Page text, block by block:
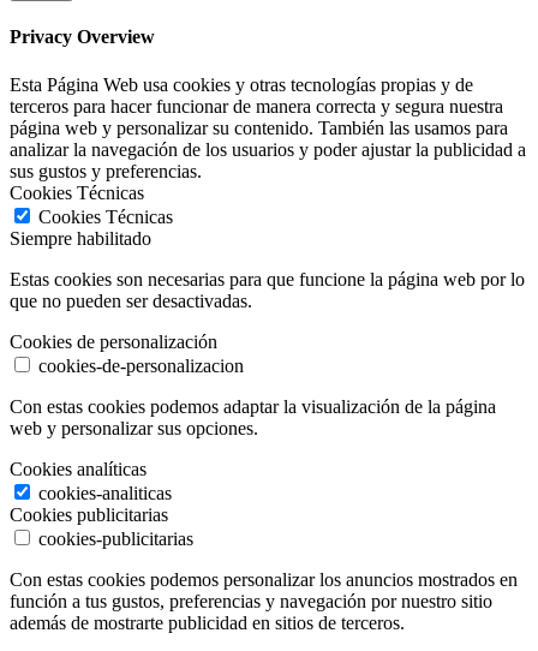
Privacy Overview
Esta Página Web usa cookies y otras tecnologías propias y de
terceros para hacer funcionar de manera correcta y segura nuestra
página web y personalizar su contenido. También las usamos para
analizar la navegación de los usuarios y poder ajustar la publicidad a
sus gustos y preferencias.
Cookies Técnicas
Cookies Técnicas
Siempre habilitado
Estas cookies son necesarias para que funcione la página web por lo
que no pueden ser desactivadas.
Cookies de personalización
cookies-de-personalizacion
Con estas cookies podemos adaptar la visualización de la página
web y personalizar sus opciones.
Cookies analíticas
cookies-analiticas
Cookies publicitarias
cookies-publicitarias
Con estas cookies podemos personalizar los anuncios mostrados en
función a tus gustos, preferencias y navegación por nuestro sitio
además de mostrarte publicidad en sitios de terceros.